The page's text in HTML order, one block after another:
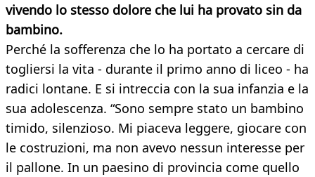
vivendo lo stesso dolore che lui ha provato sin da
bambino.
Perché la sofferenza che lo ha portato a cercare di
togliersi la vita - durante il primo anno di liceo - ha
radici lontane. E si intreccia con la sua infanzia e la
sua adolescenza. “Sono sempre stato un bambino
timido, silenzioso. Mi piaceva leggere, giocare con
le costruzioni, ma non avevo nessun interesse per
il pallone. In un paesino di provincia come quello